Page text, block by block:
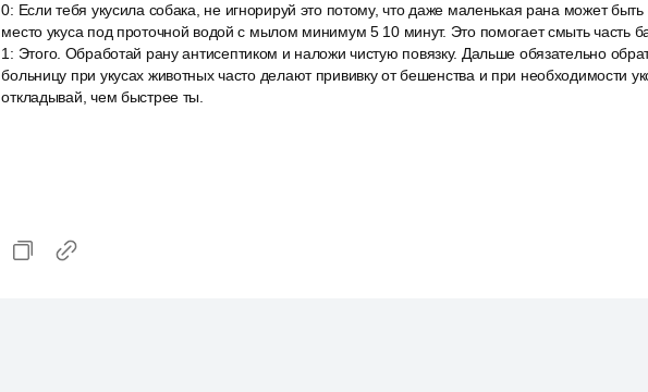
0: Если тебя укусила собака, не игнорируй это потому, что даже маленькая рана может
место укуса под проточной водой с мылом минимум 5 10 минут. Это помогает смыть часть
1 : Этого. Обработай рану антисептиком и наложи чистую повязку. Дальше обязательно
больницу при укусах животных часто делают прививку от бешенства и при необходимости
откладывай, чем быстрее ты.